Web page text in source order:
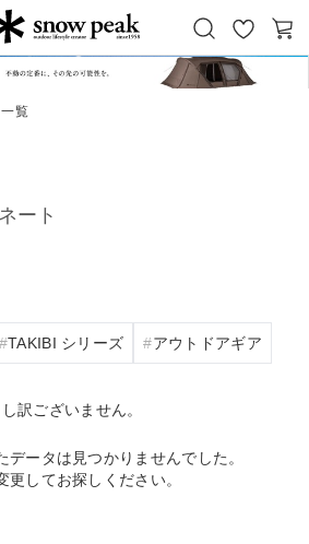
Snow Peak
お
気
カ
覧
ート
TAKIBI シリーズ アウトドアギア
訳ございません。
データは見つかりませんでした。
更してお探しください。